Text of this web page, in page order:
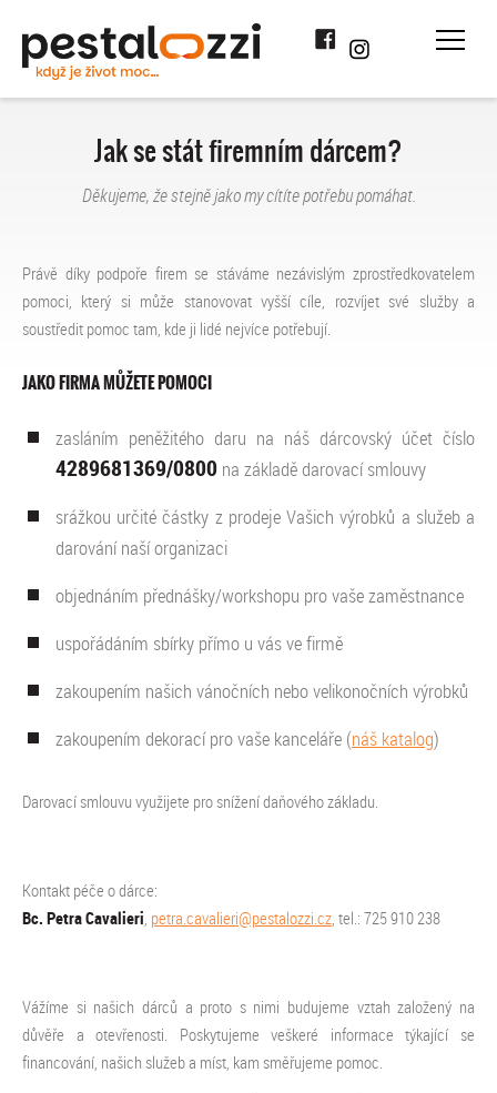
Instagram
Facebook
Jak se stát firemním dárcem?
Děkujeme, že stejně jako my cítíte potřebu pomáhat.
Právě díky podpoře firem se stáváme nezávislým zprostředkovatelem
pomoci, který si může stanovovat vyšší cíle, rozvíjet své služby a
soustředit pomoc tam, kde ji lidé nejvíce potřebují.
JAKO FIRMA MŮŽETE POMOCI
zasláním peněžitého daru na náš dárcovský účet číslo
4289681369/0800 na základě darovací smlouvy
srážkou určité částky z prodeje Vašich výrobků a služeb a
darování naší organizaci
objednáním přednášky/workshopu pro vaše zaměstnance
uspořádáním sbírky přímo u vás ve firmě
zakoupením našich vánočních nebo velikonočních výrobků
zakoupením dekorací pro vaše kanceláře (náš katalog)
Darovací smlouvu využijete pro snížení daňového základu.
Kontakt péče o dárce:
Bc. Petra Cavalieri petra.cavalieri@pestalozzi.cz , tel.: 725 910 238
Vážíme si našich dárců a proto s nimi budujeme vztah založený na
důvěře a otevřenosti. Poskytujeme veškeré informace týkající se
financování, našich služeb a míst, kam směřujeme pomoc.